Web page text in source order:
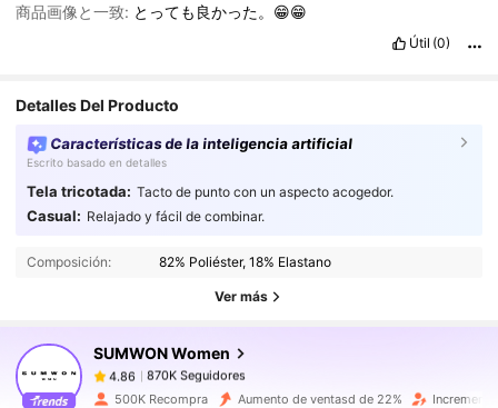
商品画像と一致: とっても良かった。😁😁
Útil (0)
Detalles Del Producto
Características de la inteligencia artificial
Escrito basado en detalles
Tela tricotada: Tacto de punto con un aspecto acogedor.
Casual: Relajado y fácil de combinar.
Composición: 82% Poliéster, 18% Elastano
Ver más
SUMWON Women
4.86 870K Seguidores
4.86
870K Seguidores
k***9seguidoHace 8 horas
4.86
870K Seguidores
500K Recompra Aumento de ventasd de 22%